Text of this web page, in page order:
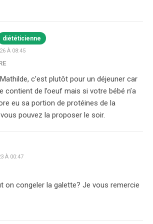
diététicienne
À 08:45
c’est plutôt pour un déjeuner car
contient de l’oeuf mais si votre bébé n’a
eu sa portion de protéines de la
pouvez la proposer le soir.
À 00:47
on congeler la galette? Je vous remercie